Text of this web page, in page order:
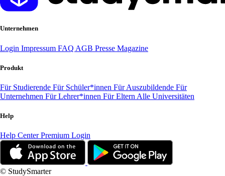
Unternehmen
Login Impressum FAQ AGB Presse Magazine
Produkt
Für Studierende Für Schüler*innen Für Auszubildende Für
Unternehmen Für Lehrer*innen Für Eltern Alle Universitäten
Help
Help CenterPremium Login
© StudySmarter